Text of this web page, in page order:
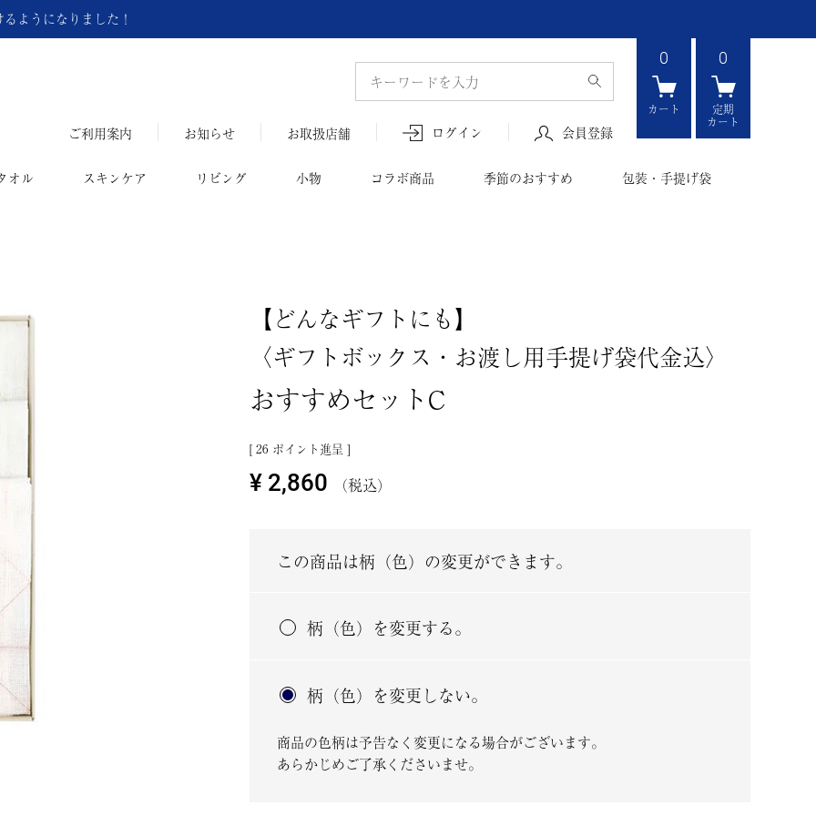
ようになりました！
ご利用案内 お知らせ お取扱店舗 ログイン 会員登録
0
カート
0
定期
カート
オル スキンケア リビング 小物 コラボ商品 季節のおすすめ 包装・手提げ袋
【どんなギフトにも】
〈ギフトボックス・お渡し用手提げ袋代金込〉
おすすめセットC
[ 26 ポイント進呈 ]
¥ 2,860 税込
この商品は柄（色）の変更ができます。
柄（色）を変更する。
柄（色）を変更しない。
商品の色柄は予告なく変更になる場合がございます。
あらかじめご了承くださいませ。